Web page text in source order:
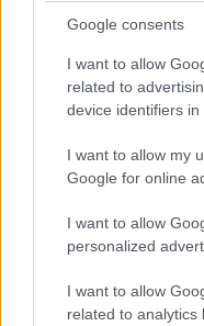
Google consents
I want to allow
related to
device identifiers in
I want to allow my
Google for online
I want to allow
personalized
I want to allow
related to analytics
użytkowania
Dynamika na
według danych
170 km/h. W
że Geely niechętnie
nawet w trybie
adresem wielu
mocne potrafią
elastyczności